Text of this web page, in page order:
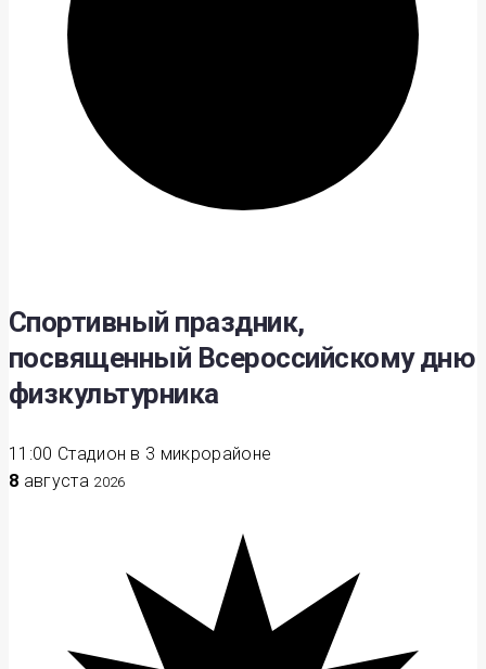
Спортивный праздник,
посвященный Всероссийскому дню
физкультурника
11:00 Стадион в 3 микрорайоне
8 августа 2026